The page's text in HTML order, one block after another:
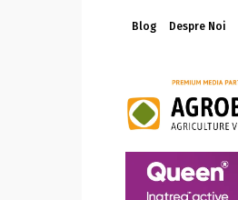
Blog Despre Noi